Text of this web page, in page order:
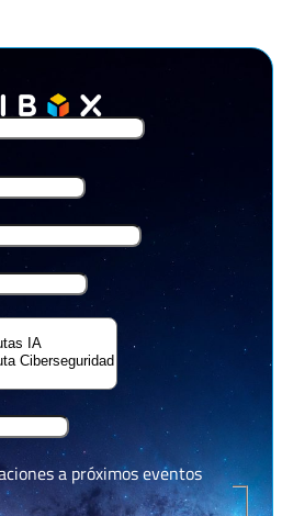
a próximos eventos